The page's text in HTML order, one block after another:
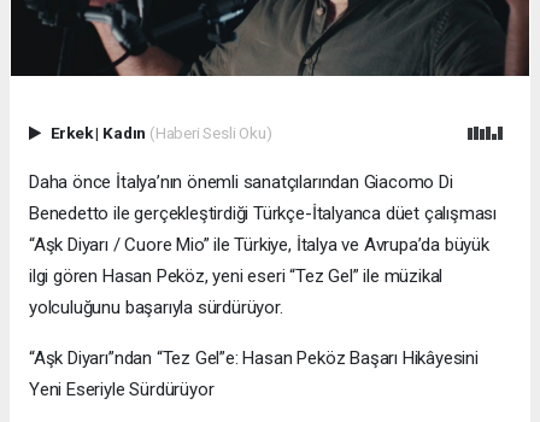
Erkek| Kadın (Haberi Sesli Oku)
Daha önce İtalya’nın önemli sanatçılarından Giacomo Di
Benedetto ile gerçekleştirdiği Türkçe-İtalyanca düet çalışması
“Aşk Diyarı / Cuore Mio” ile Türkiye, İtalya ve Avrupa’da büyük
ilgi gören Hasan Peköz, yeni eseri “Tez Gel” ile müzikal
yolculuğunu başarıyla sürdürüyor.
“Aşk Diyarı”ndan “Tez Gel”e: Hasan Peköz Başarı Hikâyesini
Yeni Eseriyle Sürdürüyor